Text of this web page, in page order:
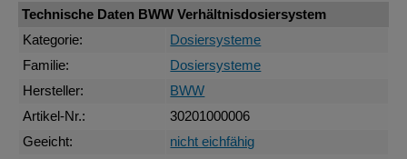
Technische Daten BWW Verhältnisdosiersystem
Kategorie:
Dosiersysteme
Familie:
Dosiersysteme
Hersteller:
BWW
Artikel-Nr.:
30201000006
Geeicht:
nicht eichfähig